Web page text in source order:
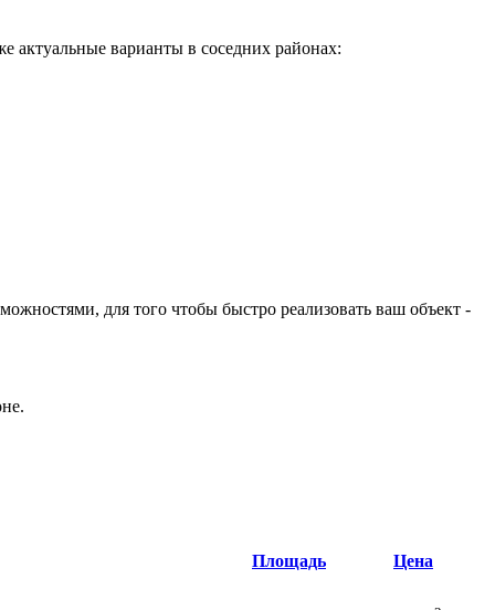
актуальные варианты в соседних районах:
для того чтобы быстро реализовать ваш объект -
Площадь Цена